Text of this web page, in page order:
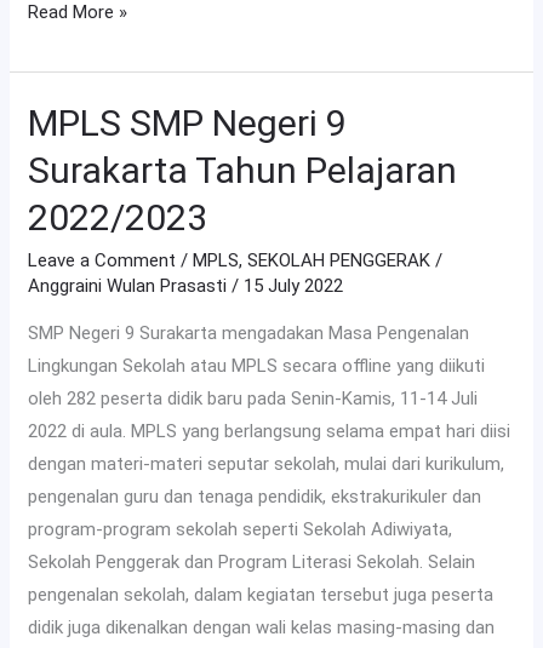
Read More »
MPLS SMP Negeri 9
Surakarta Tahun Pelajaran
2022/2023
Leave a Comment / MPLS,SEKOLAH PENGGERAK /
Anggraini Wulan Prasasti/ 15 July 2022
SMP Negeri 9 Surakarta mengadakan Masa Pengenalan
Lingkungan Sekolah atau MPLS secara offline yang diikuti
oleh 282 peserta didik baru pada Senin-Kamis, 11-14 Juli
2022 di aula. MPLS yang berlangsung selama empat hari diisi
dengan materi-materi seputar sekolah, mulai dari kurikulum,
pengenalan guru dan tenaga pendidik, ekstrakurikuler dan
program-program sekolah seperti Sekolah Adiwiyata,
Sekolah Penggerak dan Program Literasi Sekolah. Selain
pengenalan sekolah, dalam kegiatan tersebut juga peserta
didik juga dikenalkan dengan wali kelas masing-masing dan
MPLS
Negeri
9
Tahun
2022/2023